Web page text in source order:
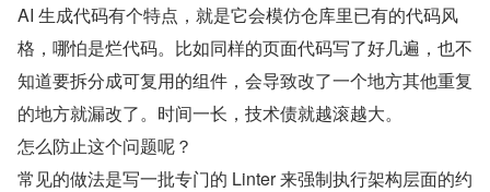
AI 生成代码有个特点，就是它会模仿仓库里已有的代码风
格，哪怕是烂代码。比如同样的页面代码写了好几遍，也不
知道要拆分成可复用的组件，会导致改了一个地方其他重复
的地方就漏改了。时间一长，技术债就越滚越大。
怎么防止这个问题呢？
常见的做法是写一批专门的 Linter 来强制执行架构层面的约